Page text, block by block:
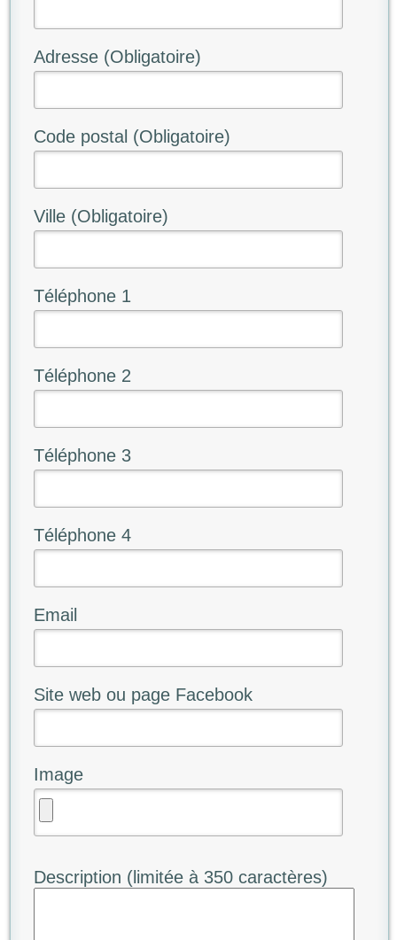
Adresse (Obligatoire)
Code postal (Obligatoire)
Ville (Obligatoire)
Téléphone 1
Téléphone 2
Téléphone 3
Téléphone 4
Email
Site web ou page Facebook
Image
Description (limitée à 350 caractères)